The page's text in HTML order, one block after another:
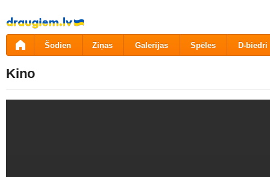
Pāriet
uz
saturu
Šodien Ziņas Galerijas Spēles D-biedri
Kino